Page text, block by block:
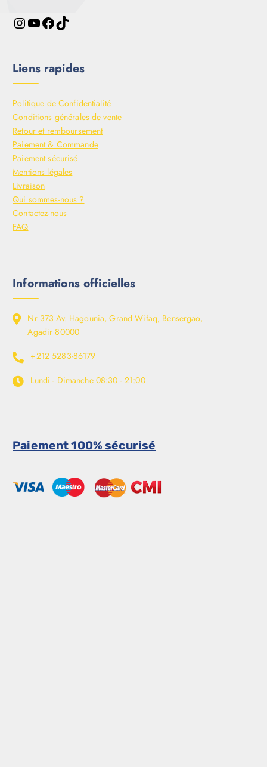
Liens rapides
Politique de Confidentialité
Conditions générales de vente
Retour et remboursement
Paiement & Commande
Paiement sécurisé
Mentions légales
Livraison
Qui sommes-nous ?
Contactez-nous
FAQ
Informations officielles
Nr 373 Av. Hagounia, Grand Wifaq, Bensergao,
Agadir 80000
+212 5283-86179
Lundi - Dimanche 08:30 - 21:00
Paiement 100% sécurisé